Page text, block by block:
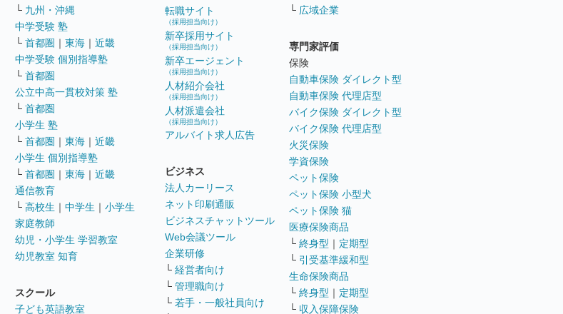
└ 九州・沖縄
中学受験 塾
└ 首都圏 ｜ 東海 ｜ 近畿
中学受験 個別指導塾
└ 首都圏
公立中高一貫校対策 塾
└ 首都圏
小学生 塾
└ 首都圏 ｜ 東海 ｜ 近畿
小学生 個別指導塾
└ 首都圏 ｜ 東海 ｜ 近畿
通信教育
└ 高校生 ｜ 中学生 ｜ 小学生
家庭教師
幼児・小学生 学習教室
幼児教室 知育
スクール
子ども英語教室
転職サイト
（採用担当向け）
新卒採用サイト
（採用担当向け）
新卒エージェント
（採用担当向け）
人材紹介会社
（採用担当向け）
人材派遣会社
（採用担当向け）
アルバイト求人広告
ビジネス
法人カーリース
ネット印刷通販
ビジネスチャットツール
Web会議ツール
企業研修
└ 経営者向け
└ 管理職向け
└ 若手・一般社員向け
└ 広域企業
専門家評価
保険
自動車保険 ダイレクト型
自動車保険 代理店型
バイク保険 ダイレクト型
バイク保険 代理店型
火災保険
学資保険
ペット保険
ペット保険 小型犬
ペット保険 猫
医療保険商品
└ 終身型 ｜ 定期型
└ 引受基準緩和型
生命保険商品
└ 終身型 ｜ 定期型
└ 収入保障保険